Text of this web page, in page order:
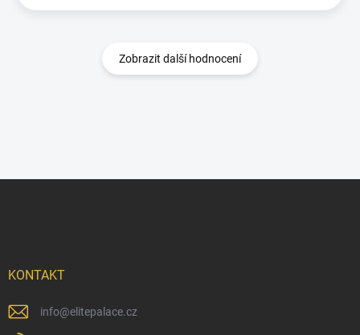
Zobrazit další hodnocení
KONTAKT
info@elitepalace.cz